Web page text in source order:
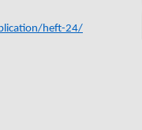
heft-24/